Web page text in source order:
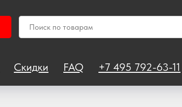
Скидки FAQ +7 495 792-63-11